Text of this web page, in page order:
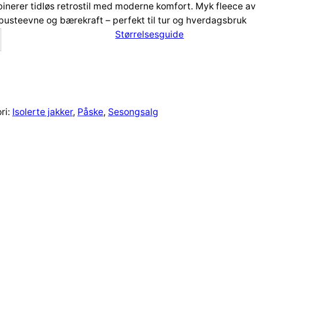
tidløs retrostil med moderne komfort. Myk fleece av
og bærekraft – perfekt til tur og hverdagsbruk
Størrelsesguide
Isolerte jakker, Påske, Sesongsalg